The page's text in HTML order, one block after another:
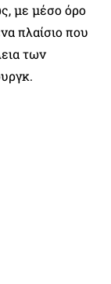
με μέσο όρο
πλαίσιο που
των